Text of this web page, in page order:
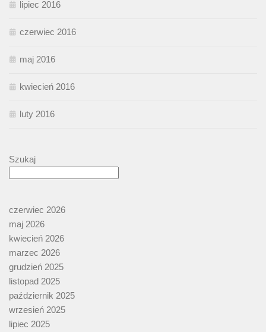
lipiec 2016
czerwiec 2016
maj 2016
kwiecień 2016
luty 2016
Szukaj
czerwiec 2026
maj 2026
kwiecień 2026
marzec 2026
grudzień 2025
listopad 2025
październik 2025
wrzesień 2025
lipiec 2025